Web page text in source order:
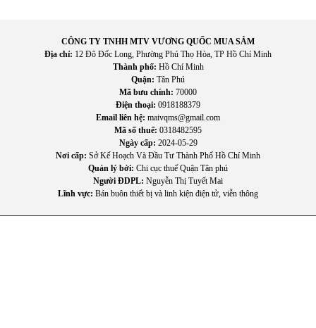
Đặt nồi đúng vị trí vùng nấu
Bật nguồn và chọn mức công suất phù hợp
Sử dụng chức năng Booster khi cần nấu nhanh
Tắt bếp sau khi sử dụng
Mẹo bảo quản bếp bền lâu
Vệ sinh bếp sau mỗi lần sử dụng
Không để vật nặng rơi lên mặt kính
Tránh sử dụng chất tẩy rửa mạnh
Kiểm tra nguồn điện ổn định
CÔNG TY TNHH MTV VƯƠNG QUỐC MUA SẮM
Địa chỉ: 12 Đô Đốc Long, Phường Phú Thọ Hòa, TP Hồ Chí Minh
Thành phố: Hồ Chí Minh
Quận: Tân Phú
Mã bưu chính: 70000
Điện thoại: 0918188379
Email liên hệ: maivqms@gmail.com
Mã số thuế: 0318482595
Ngày cấp: 2024-05-29
Nơi cấp: Sở Kế Hoạch Và Đầu Tư Thành Phố Hồ Chí Minh
Quản lý bởi: Chi cục thuế Quận Tân phú
Người ĐDPL: Nguyễn Thị Tuyết Mai
Lĩnh vực: Bán buôn thiết bị và linh kiện điện tử, viễn thông